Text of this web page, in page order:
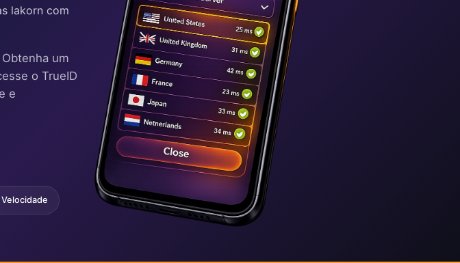
lakorn com
Obtenha um
o TrueID
e